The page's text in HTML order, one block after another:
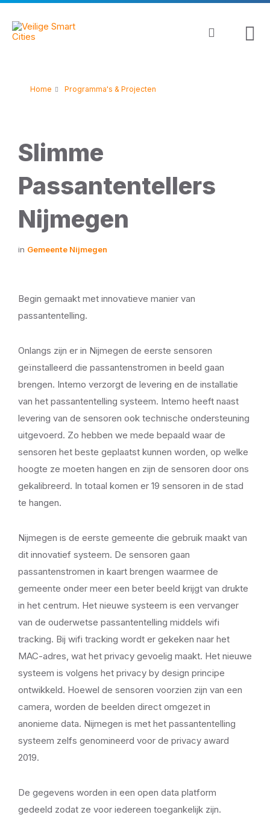
Skip
content
Skip
main
navigation
Skip
footer
Home Programma's & Projecten
Slimme
Passantentellers
Nijmegen
in Gemeente Nijmegen
Begin gemaakt met innovatieve manier van
passantentelling.
Onlangs zijn er in Nijmegen de eerste sensoren
geïnstalleerd die passantenstromen in beeld gaan
brengen. Intemo verzorgt de levering en de installatie
van het passantentelling systeem. Intemo heeft naast
levering van de sensoren ook technische ondersteuning
uitgevoerd. Zo hebben we mede bepaald waar de
sensoren het beste geplaatst kunnen worden, op welke
hoogte ze moeten hangen en zijn de sensoren door ons
gekalibreerd. In totaal komen er 19 sensoren in de stad
te hangen.
Nijmegen is de eerste gemeente die gebruik maakt van
dit innovatief systeem. De sensoren gaan
passantenstromen in kaart brengen waarmee de
gemeente onder meer een beter beeld krijgt van drukte
in het centrum. Het nieuwe systeem is een vervanger
van de ouderwetse passantentelling middels wifi
tracking. Bij wifi tracking wordt er gekeken naar het
MAC-adres, wat het privacy gevoelig maakt. Het nieuwe
systeem is volgens het privacy by design principe
ontwikkeld. Hoewel de sensoren voorzien zijn van een
camera, worden de beelden direct omgezet in
anonieme data. Nijmegen is met het passantentelling
systeem zelfs genomineerd voor de privacy award
2019.
De gegevens worden in een open data platform
gedeeld zodat ze voor iedereen toegankelijk zijn.